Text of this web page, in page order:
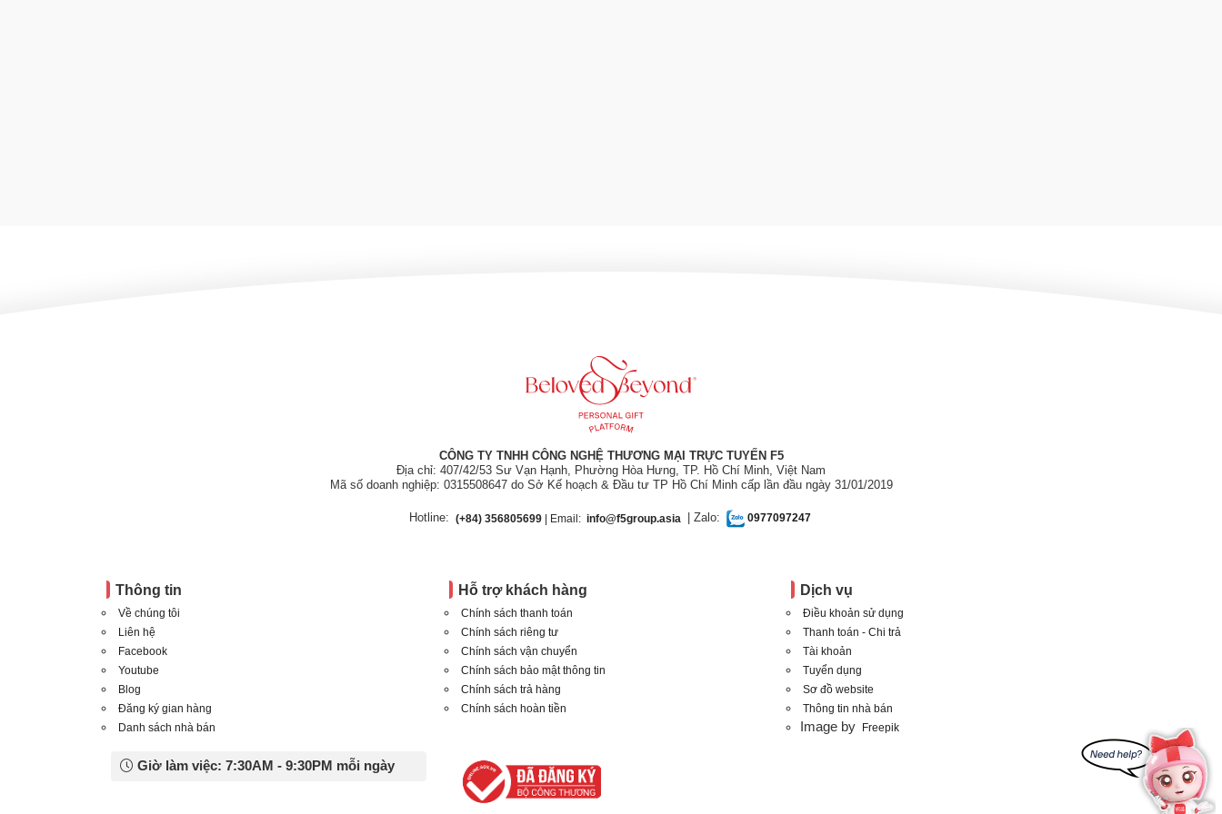
CÔNG TY TNHH CÔNG NGHỆ THƯƠNG MẠI TRỰC TUYẾN F5
Địa chỉ: 407/42/53 Sư Vạn Hạnh, Phường Hòa Hưng, TP. Hồ Chí Minh, Việt Nam
Mã số doanh nghiệp: 0315508647 do Sở Kế hoạch & Đầu tư TP Hồ Chí Minh cấp lần đầu ngày 31/01/2019
Hotline: (+84) 356805699| Email: info@f5group.asia | Zalo: 0977097247
Thông tin
Về chúng tôi
Liên hệ
Facebook
Youtube
Blog
Đăng ký gian hàng
Danh sách nhà bán
Hỗ trợ khách hàng
Chính sách thanh toán
Chính sách riêng tư
Chính sách vận chuyển
Chính sách bảo mật thông tin
Chính sách trả hàng
Chính sách hoàn tiền
Dịch vụ
Điều khoản sử dụng
Thanh toán - Chi trả
Tài khoản
Tuyển dụng
Sơ đồ website
Thông tin nhà bán
Image by Freepik
Giờ làm việc: 7:30AM - 9:30PM mỗi ngày